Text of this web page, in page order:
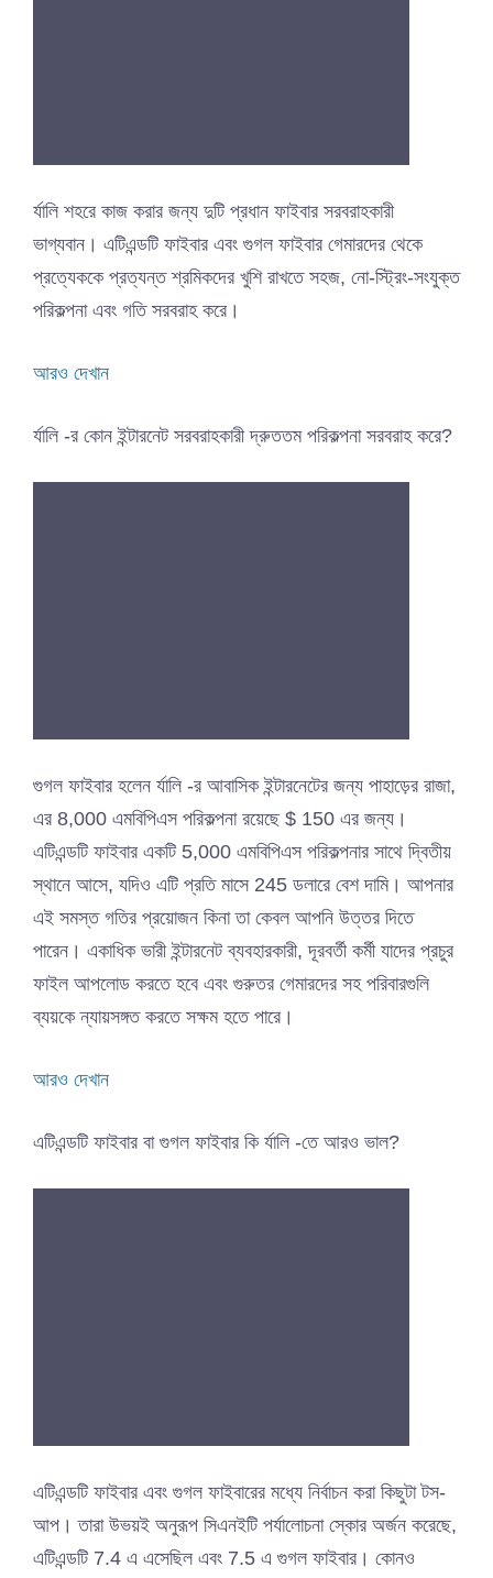
র্যালি শহরে কাজ করার জন্য দুটি প্রধান ফাইবার সরবরাহকারী
ভাগ্যবান। এটিএন্ডটি ফাইবার এবং গুগল ফাইবার গেমারদের থেকে
প্রত্যেককে প্রত্যন্ত শ্রমিকদের খুশি রাখতে সহজ, নো-স্ট্রিং-সংযুক্ত
পরিকল্পনা এবং গতি সরবরাহ করে।
আরও দেখান
র্যালি -র কোন ইন্টারনেট সরবরাহকারী দ্রুততম পরিকল্পনা সরবরাহ করে?
গুগল ফাইবার হলেন র্যালি -র আবাসিক ইন্টারনেটের জন্য পাহাড়ের রাজা,
এর 8,000 এমবিপিএস পরিকল্পনা রয়েছে $ 150 এর জন্য।
এটিএন্ডটি ফাইবার একটি 5,000 এমবিপিএস পরিকল্পনার সাথে দ্বিতীয়
স্থানে আসে, যদিও এটি প্রতি মাসে 245 ডলারে বেশ দামি। আপনার
এই সমস্ত গতির প্রয়োজন কিনা তা কেবল আপনি উত্তর দিতে
পারেন। একাধিক ভারী ইন্টারনেট ব্যবহারকারী, দূরবর্তী কর্মী যাদের প্রচুর
ফাইল আপলোড করতে হবে এবং গুরুতর গেমারদের সহ পরিবারগুলি
ব্যয়কে ন্যায়সঙ্গত করতে সক্ষম হতে পারে।
আরও দেখান
এটিএন্ডটি ফাইবার বা গুগল ফাইবার কি র্যালি -তে আরও ভাল?
এটিএন্ডটি ফাইবার এবং গুগল ফাইবারের মধ্যে নির্বাচন করা কিছুটা টস-
আপ। তারা উভয়ই অনুরূপ সিএনইটি পর্যালোচনা স্কোর অর্জন করেছে,
এটিএন্ডটি 7.4 এ এসেছিল এবং 7.5 এ গুগল ফাইবার। কোনও